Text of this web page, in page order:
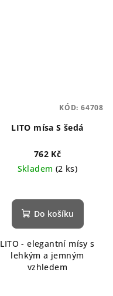
LITO mísa S šedá
762 Kč
Skladem (2 ks)
Do košíku
LITO - elegantní mísy s
lehkým a jemným
vzhledem
KÓD: 64708